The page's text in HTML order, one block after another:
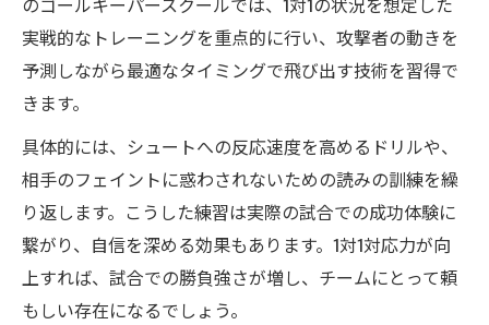
実戦的なトレーニングを重点的に行い、攻撃者の動きを
予測しながら最適なタイミングで飛び出す技術を習得で
きます。
具体的には、シュートへの反応速度を高めるドリルや、
相手のフェイントに惑わされないための読みの訓練を繰
り返します。こうした練習は実際の試合での成功体験に
繋がり、自信を深める効果もあります。1対1対応力が向
上すれば、試合での勝負強さが増し、チームにとって頼
もしい存在になるでしょう。